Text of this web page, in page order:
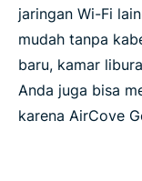
jaringan Wi-Fi
mudah tanpa
baru, kamar
Anda juga bisa
karena AirCove